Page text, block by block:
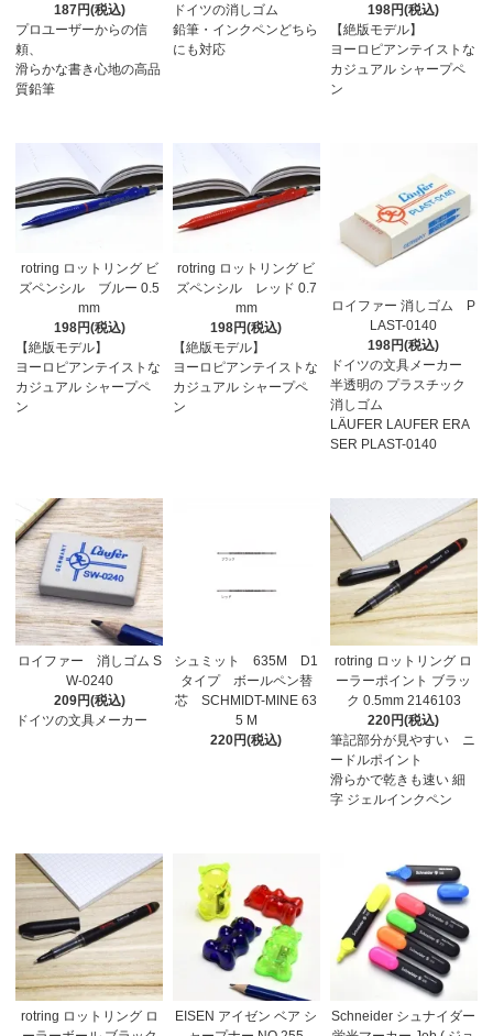
187円(税込)
プロユーザーからの信
頼、
滑らかな書き心地の高品
質鉛筆
ドイツの消しゴム
鉛筆・インクペンどちら
にも対応
198円(税込)
【絶版モデル】
ヨーロピアンテイストな
カジュアル シャープペ
ン
rotring ロットリング ビ
ズペンシル ブルー 0.5
mm
198円(税込)
【絶版モデル】
ヨーロピアンテイストな
カジュアル シャープペ
ン
rotring ロットリング ビ
ズペンシル レッド 0.7
mm
198円(税込)
【絶版モデル】
ヨーロピアンテイストな
カジュアル シャープペ
ン
ロイファー 消しゴム P
LAST-0140
198円(税込)
ドイツの文具メーカー
半透明の プラスチック
消しゴム
LÄUFER LAUFER ERA
SER PLAST-0140
ロイファー 消しゴム S
W-0240
209円(税込)
ドイツの文具メーカー
シュミット 635M D1
タイプ ボールペン替
芯 SCHMIDT-MINE 63
5 M
220円(税込)
rotring ロットリング ロ
ーラーポイント ブラッ
ク 0.5mm 2146103
220円(税込)
筆記部分が見やすい ニ
ードルポイント
滑らかで乾きも速い 細
字 ジェルインクペン
rotring ロットリング ロ
EISEN アイゼン ベア シ
Schneider シュナイダー